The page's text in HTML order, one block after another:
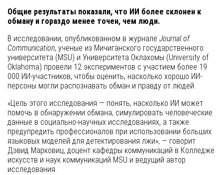
Общие результаты показали, что ИИ более склонен к
обману и гораздо менее точен, чем люди.
В исследовании, опубликованном в журнале Journal of
Communication, ученые из Мичиганского государственного
университета (MSU) и Университета Оклахомы (University of
Oklahoma) провели 12 экспериментов с участием более 19
000 ИИ-участников, чтобы оценить, насколько хорошо ИИ-
персоны могли распознавать обман и правду от людей.
«Цель этого исследования — понять, насколько ИИ может
помочь в обнаружении обмана, симулировать человеческие
данные в социально-научных исследованиях, а также
предупредить профессионалов при использовании больших
языковых моделей для детектирования лжи», — говорит
Дэвид Марковиц, доцент кафедры коммуникаций в Колледже
искусств и наук коммуникаций MSU и ведущий автор
исследования.